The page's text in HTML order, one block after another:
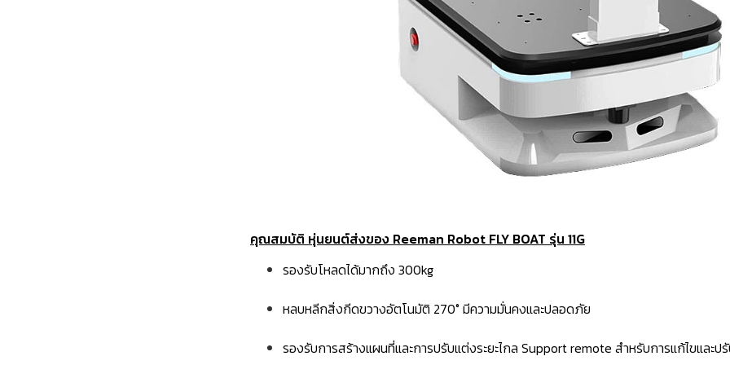
คุณสมบัติ หุ่นยนต์ส่งของ Reeman Robot FLY BOAT รุ่น 11G
รองรับโหลดได้มากถึง 300kg
หลบหลีกสิ่งกีดขวางอัตโนมัติ 270° มีความมั่นคงและปลอดภัย
รองรับการสร้างแผนที่และการปรับแต่งระยะไกล Support remote สำหรับการแก้ไขและป